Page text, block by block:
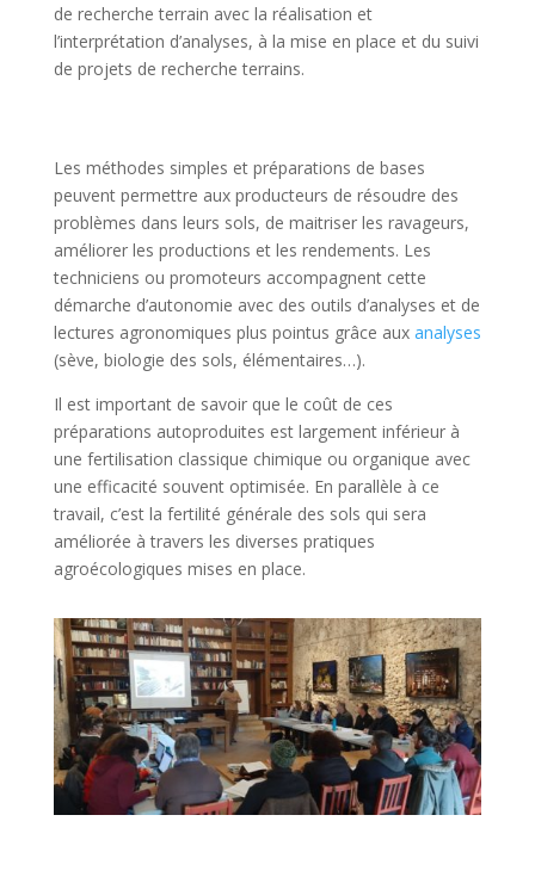
de recherche terrain avec la réalisation et
l’interprétation d’analyses, à la mise en place et du suivi
de projets de recherche terrains.
Les méthodes simples et préparations de bases
peuvent permettre aux producteurs de résoudre des
problèmes dans leurs sols, de maitriser les ravageurs,
améliorer les productions et les rendements. Les
techniciens ou promoteurs accompagnent cette
démarche d’autonomie avec des outils d’analyses et de
lectures agronomiques plus pointus grâce aux analyses
(sève, biologie des sols, élémentaires…).
Il est important de savoir que le coût de ces
préparations autoproduites est largement inférieur à
une fertilisation classique chimique ou organique avec
une efficacité souvent optimisée. En parallèle à ce
travail, c’est la fertilité générale des sols qui sera
améliorée à travers les diverses pratiques
agroécologiques mises en place.